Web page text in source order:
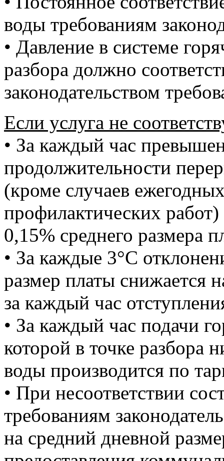
воды требованиям
• Давление в системе
разбора должно
законодательством
Если услуга не
• За каждый час
продолжительности
(кроме случаев
профилактических
0,15% среднего размера
• За каждые 3°C
размер платы снижается
за каждый час
• За каждый час подачи
которой в точке разбора
воды производится по
• При несоответствии
требованиям
на средний дневной